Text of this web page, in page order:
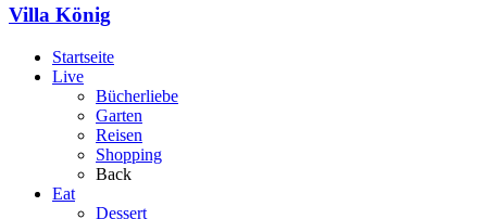
Villa König
Startseite
Live
Bücherliebe
Garten
Reisen
Shopping
Back
Eat
Dessert